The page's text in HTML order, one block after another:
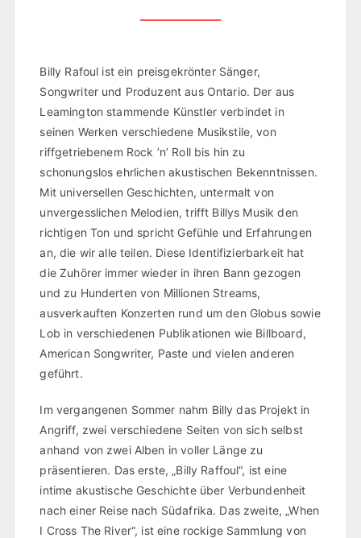
Billy Rafoul ist ein preisgekrönter Sänger,
Songwriter und Produzent aus Ontario. Der aus
Leamington stammende Künstler verbindet in
seinen Werken verschiedene Musikstile, von
riffgetriebenem Rock ’n’ Roll bis hin zu
schonungslos ehrlichen akustischen Bekenntnissen.
Mit universellen Geschichten, untermalt von
unvergesslichen Melodien, trifft Billys Musik den
richtigen Ton und spricht Gefühle und Erfahrungen
an, die wir alle teilen. Diese Identifizierbarkeit hat
die Zuhörer immer wieder in ihren Bann gezogen
und zu Hunderten von Millionen Streams,
ausverkauften Konzerten rund um den Globus sowie
Lob in verschiedenen Publikationen wie Billboard,
American Songwriter, Paste und vielen anderen
geführt.
Im vergangenen Sommer nahm Billy das Projekt in
Angriff, zwei verschiedene Seiten von sich selbst
anhand von zwei Alben in voller Länge zu
präsentieren. Das erste, „Billy Raffoul“, ist eine
intime akustische Geschichte über Verbundenheit
nach einer Reise nach Südafrika. Das zweite, „When
I Cross The River“, ist eine rockige Sammlung von